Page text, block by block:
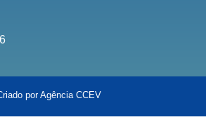
por Agência CCEV